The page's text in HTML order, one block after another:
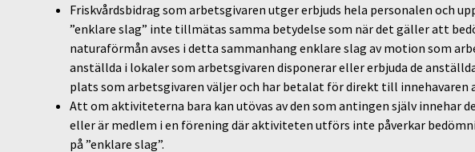
Friskvårdsbidrag som arbetsgivaren utger erbjuds hela personalen och
”enklare slag” inte tillmätas samma betydelse som när det gäller att
naturaförmån avses i detta sammanhang enklare slag av motion som
anställda i lokaler som arbetsgivaren disponerar eller erbjuda de
plats som arbetsgivaren väljer och har betalat för direkt till innehavaren
Att om aktiviteterna bara kan utövas av den som antingen själv innehar
eller är medlem i en förening där aktiviteten utförs inte påverkar
på ”enklare slag”.